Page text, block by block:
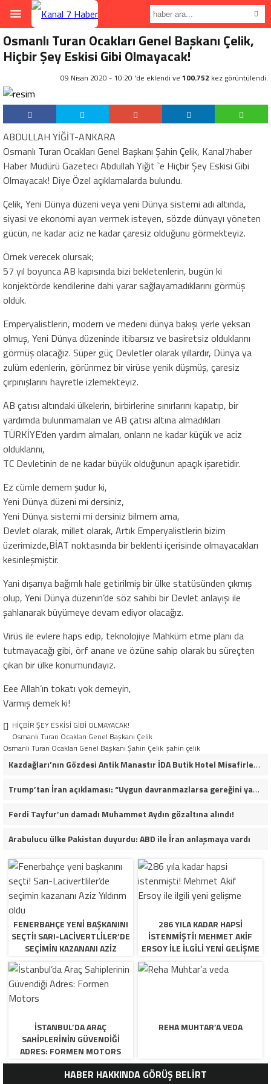
Osmanlı Turan Ocakları Genel Başkanı Çelik,
Hiçbir Şey Eskisi Gibi Olmayacak!
09 Nisan 2020 - 10:20 'de eklendi ve 100.752 kez görüntülendi.
ABDULLAH YİĞİT-ANKARA
Osmanlı Turan Ocakları Genel Başkanı Şahin Çelik, Kanal7haber
Haber Müdürü Gazeteci Abdullah Yiğit `e Hiçbir Şey Eskisi Gibi
Olmayacak! Diye Özel açıklamalarda bulundu.
Çelik, Yeni Dünya düzeni veya yeni Dünya sistemi adı altında,
siyasi ve ekonomi ayarı vermek isteyen, sözde dünyayı yöneten
gücün, ne kadar aciz ne kadar çaresiz olduğunu görmekteyiz.
Örnek verecek olursak;
57 yıl boyunca AB kapısında bizi bekletenlerin, bugün ki
konjektörde kendilerine dahi yarar sağlayamadıklarını görmüş
olduk.
Emperyalistlerin, modern ve medeni dünya bakışı yerle yeksan
olmuş, Yeni Dünya düzeninde itibarsız ve basiretsiz olduklarını
görmüş olacağız. Süper güç Devletler olarak yıllardır, Dünya ya
zulüm edenlerin, görünmez bir virüse yenik düşmüş, çaresiz
çırpınışlarını hayretle izlemekteyiz.
AB çatısı altındaki ülkelerin, birbirlerine sınırlarını kapatıp, bir
yardımda bulunmamaları ve AB çatısı altına almadıkları
TÜRKİYE’den yardım almaları, onların ne kadar küçük ve aciz
olduklarını,
TC Devletinin de ne kadar büyük olduğunun apaçık işaretidir.
Ez cümle demem şudur ki,
Yeni Dünya düzeni mi dersiniz,
Yeni Dünya sistemi mi dersiniz bilmem ama,
Devlet olarak, millet olarak, Artık Emperyalistlerin bizim
üzerimizde,BİAT noktasında bir beklenti içerisinde olmayacakları
kesinleşmiştir.
Yani dışarıya bağımlı hale getirilmiş bir ülke statüsünden çıkmış
olup, Yeni Dünya düzenin’de söz sahibi bir Devlet anlayışı ile
şahlanarak büyümeye devam ediyor olacağız.
Virüs ile evlere haps edip, teknolojiye Mahküm etme planı da
tutmayacağı gibi, örf anane ve özüne sahip olarak bu süreçten
çıkan bir ülke konumundayız.
Eee Allah’ın tokatı yok demeyin,
Varmış demek ki!
HİÇBİR ŞEY ESKİSİ GİBİ OLMAYACAK!
Osmanlı Turan Ocakları Genel Başkanı Çelik
Osmanlı Turan Ocakları Genel Başkanı Şahin Çelik şahin çelik
Kazdağları’nın Gözdesi Antik Manastır İDA Butik Hotel Misafirlerinden Tam Not Alıyor
Trump’tan İran açıklaması: “Uygun davranmazlarsa gereğini yaparım”
Ferdi Tayfur’un damadı Muhammet Aydın gözaltına alındı!
Arabulucu ülke Pakistan duyurdu: ABD ile İran anlaşmaya vardı
FENERBAHÇE YENI BAŞKANINI
SEÇTI! SARI-LACIVERTLILER’DE
SEÇIMIN KAZANANI AZIZ
286 YILA KADAR HAPSI
ISTENMIŞTI! MEHMET AKIF
ERSOY ILE ILGILI YENI GELIŞME
İSTANBUL’DA ARAÇ
SAHIPLERININ GÜVENDIĞI
ADRES: FORMEN MOTORS
REHA MUHTAR’A VEDA
HABER HAKKINDA GÖRÜŞ BELİRT